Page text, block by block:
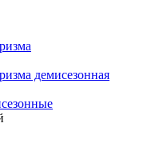
демисезонная